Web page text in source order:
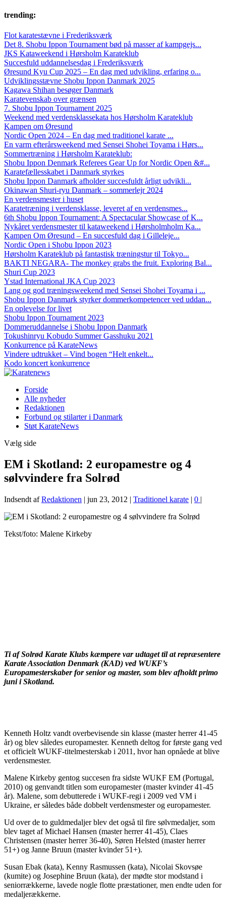
trending:
Flot karatestævne i Frederiksværk
Det 8. Shobu Ippon Tournament bød på masser af kampgejs...
JKS Kataweekend i Hørsholm Karateklub
Succesfuld uddannelsesdag i Frederiksværk
Øresund Kyu Cup 2025 – En dag med udvikling, erfaring o...
Udviklingsstævne Shobu Ippon Danmark 2025
Kagawa Shihan besøger Danmark
Karatevenskab over grænsen
7. Shobu Ippon Tournament 2025
Weekend med verdensklassekata hos Hørsholm Karateklub
Kampen om Øresund
Nordic Open 2024 – En dag med traditionel karate ...
En varm efterårsweekend med Sensei Shohei Toyama i Hørs...
Sommertræning i Hørsholm Karateklub:
Shobu Ippon Denmark Referees Gear Up for Nordic Open &#...
Karatefællesskabet i Danmark styrkes
Shobu Ippon Danmark afholder succesfuldt årligt udvikli...
Okinawan Shuri-ryu Danmark – sommerlejr 2024
En verdensmester i huset
Karatetræning i verdensklasse, leveret af en verdensmes...
6th Shobu Ippon Tournament: A Spectacular Showcase of K...
Nykåret verdensmester til kataweekend i Hørsholmholm Ka...
Kampen Om Øresund – En succesfuld dag i Gilleleje...
Nordic Open i Shobu Ippon 2023
Hørsholm Karateklub på fantastisk træningstur til Tokyo...
BAKTI NEGARA- The monkey grabs the fruit. Exploring Bal...
Shuri Cup 2023
Ystad International JKA Cup 2023
Lang og god træningsweekend med Sensei Shohei Toyama i ...
Shobu Ippon Danmark styrker dommerkompetencer ved uddan...
En oplevelse for livet
Shobu Ippon Tournament 2023
Dommeruddannelse i Shobu Ippon Danmark
Tokushinryu Kobudo Summer Gasshuku 2021
Konkurrence på KarateNews
Vindere udtrukket – Vind bogen “Helt enkelt...
Kodo koncert konkurrence
Forside
Alle nyheder
Redaktionen
Forbund og stilarter i Danmark
Støt KarateNews
Vælg side
EM i Skotland: 2 europamestre og 4
sølvvindere fra Solrød
Indsendt afRedaktionen | jun 23, 2012 | Traditionel karate | 0 |
Tekst/foto: Malene Kirkeby
Ti af Solrød Karate Klubs kæmpere var udtaget til at repræsentere
Karate Association Denmark (KAD) ved WUKF’s
Europamesterskaber for senior og master, som blev afholdt primo
juni i Skotland.
Kenneth Holtz vandt overbevisende sin klasse (master herrer 41-45
år) og blev således europamester. Kenneth deltog for første gang ved
et officielt WUKF-titelmesterskab i 2011, hvor han opnåede at blive
verdensmester.
Malene Kirkeby gentog succesen fra sidste WUKF EM (Portugal,
2010) og genvandt titlen som europamester (master kvinder 41-45
år). Malene, som debutterede i WUKF-regi i 2009 ved VM i
Ukraine, er således både dobbelt verdensmester og europamester.
Ud over de to guldmedaljer blev det også til fire sølvmedaljer, som
blev taget af Michael Hansen (master herrer 41-45), Claes
Christensen (master herrer 36-40), Søren Helsted (master herrer
51+) og Janne Bruun (master kvinder 51+).
Susan Ebak (kata), Kenny Rasmussen (kata), Nicolai Skovsøe
(kumite) og Josephine Bruun (kata), der mødte stor modstand i
seniorrækkerne, lavede nogle flotte præstationer, men endte uden for
medaljerækkerne.